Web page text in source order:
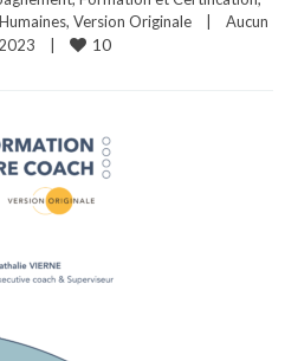
, Version Originale
Aucun
2023 10